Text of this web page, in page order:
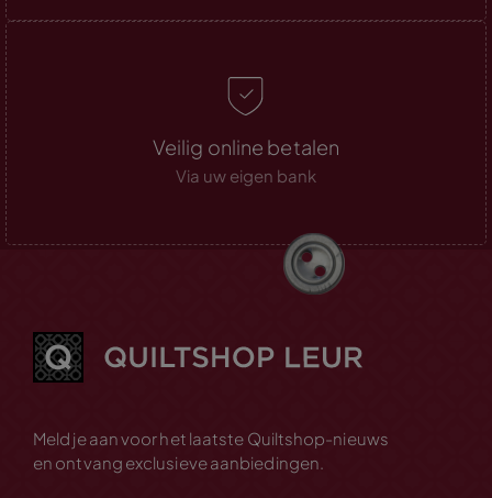
Veilig online betalen
Via uw eigen bank
Meld je aan voor het laatste Quiltshop-nieuws
en ontvang exclusieve aanbiedingen.